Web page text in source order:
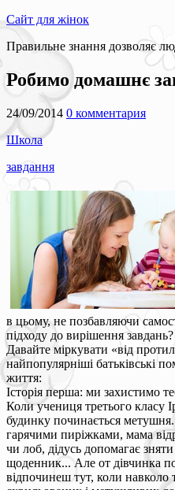
Сайт для жінок
Правильне знання дозволяє
Робимо домашнє
24/09/2014 0 комментария
Школа
завдання
в цьому, не позбавляючи
підходу до вирішення завдань?
Давайте міркувати «від
найпопулярніші батьківські
життя:
Історія перша: ми захистимо
Коли учениця третього класу
будинку починається метушня.
гарячими пиріжками, мама
чи лоб, дідусь допомагає зняти
щоденник... Але от дівчинка
відпочинеш тут, коли навколо